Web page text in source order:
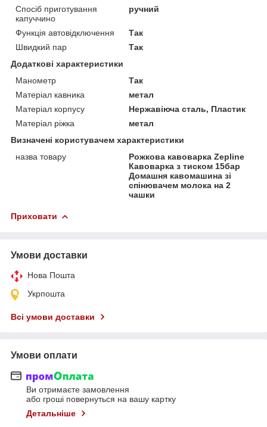
Спосіб приготування
капуччино
ручний
Функція автовідключення
Так
Швидкий пар
Так
Додаткові характеристики
Манометр
Так
Матеріал кавника
метал
Матеріал корпусу
Нержавіюча сталь, Пластик
Матеріал ріжка
метал
Визначені користувачем характеристики
назва товару
Рожкова кавоварка Zepline
Кавоварка з тиском 15бар
Домашня кавомашина зі
спінювачем молока на 2
чашки
Приховати
Умови доставки
Нова Пошта
Укрпошта
Всі умови доставки
Умови оплати
Ви отримаєте замовлення
або гроші повернуться на вашу картку
Детальніше